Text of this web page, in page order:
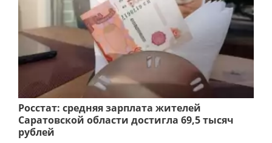
Росстат: средняя зарплата жителей
Саратовской области достигла 69,5 тысяч
рублей